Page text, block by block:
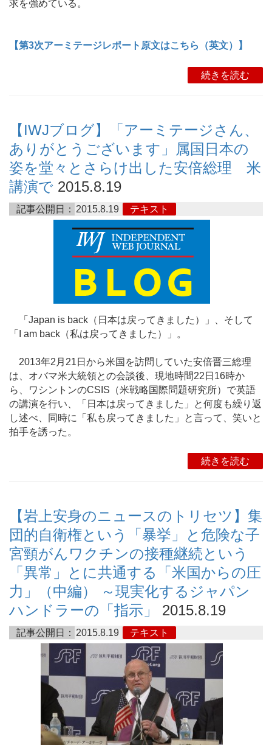
求を強めている。
【第3次アーミテージレポート原文はこちら（英文）】
続きを読む
【IWJブログ】「アーミテージさん、
ありがとうございます」属国日本の
姿を堂々とさらけ出した安倍総理 米
講演で 2015.8.19
記事公開日： 2015.8.19 テキスト
「Japan is back（日本は戻ってきました）」、そして
「I am back（私は戻ってきました）」。
2013年2月21日から米国を訪問していた安倍晋三総理
は、オバマ米大統領との会談後、現地時間22日16時か
ら、ワシントンのCSIS（米戦略国際問題研究所）で英語
の講演を行い、「日本は戻ってきました」と何度も繰り返
し述べ、同時に「私も戻ってきました」と言って、笑いと
拍手を誘った。
続きを読む
【岩上安身のニュースのトリセツ】集
団的自衛権という「暴挙」と危険な子
宮頸がんワクチンの接種継続という
「異常」とに共通する「米国からの圧
力」（中編） ～現実化するジャパン
ハンドラーの「指示」
2015.8.19
記事公開日： 2015.8.19 テキスト